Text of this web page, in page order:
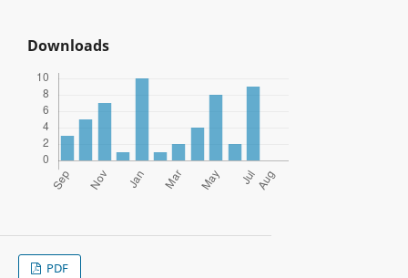
Downloads
PDF